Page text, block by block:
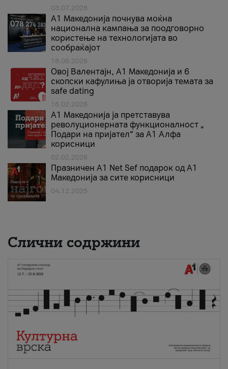
03.07.2026
A1 Македонија почнува моќна
национална кампања за поодговорно
користење на технологијата во
сообраќајот
18.05.2026
Овој Валентајн, A1 Македонија и 6
скопски кафулиња ја отворија темата за
safe dating
16.02.2026
А1 Македонија ја претставува
револуционерната функционалност „
Подари на пријател“ за А1 Алфа
корисници
02.02.2026
Празничен A1 Net Sеf подарок од А1
Македонија за сите корисници
04.12.2025
Слични содржини